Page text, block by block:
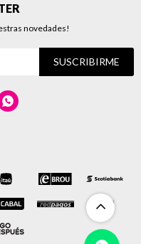
novedades!
SUSCRIBIRME
